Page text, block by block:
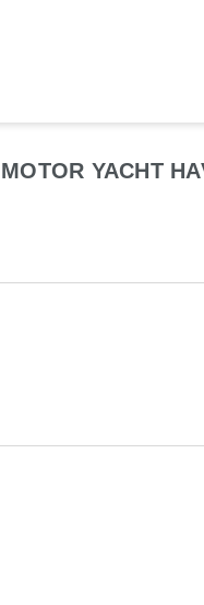
YACHT